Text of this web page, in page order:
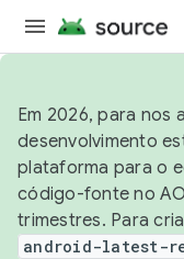
Em 2026, para nos
desenvolvimento
plataforma para o
código-fonte no
trimestres. Para
android-latest-